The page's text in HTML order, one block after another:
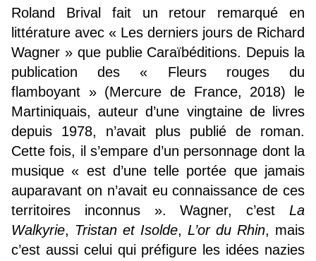
Roland Brival fait un retour remarqué en
littérature avec « Les derniers jours de Richard
Wagner » que publie Caraïbéditions. Depuis la
publication des « Fleurs rouges du
flamboyant » (Mercure de France, 2018) le
Martiniquais, auteur d’une vingtaine de livres
depuis 1978, n’avait plus publié de roman.
Cette fois, il s’empare d’un personnage dont la
musique « est d’une telle portée que jamais
auparavant on n’avait eu connaissance de ces
territoires inconnus ». Wagner, c’est La
Walkyrie, Tristan et Isolde, L’or du Rhin, mais
c’est aussi celui qui préfigure les idées nazies